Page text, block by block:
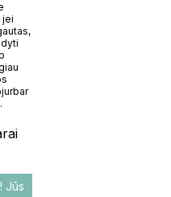
jei
Jūs